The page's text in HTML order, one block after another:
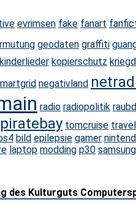
evrimsen fake fanart
geodaten graffiti
kinderlieder kopierschutz
negativland
radio radiopolitik
tomcruise travel
bild epilepsie gamer
laptop modding p30 samsung
des Kulturguts